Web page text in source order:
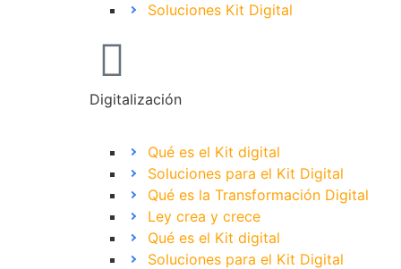
Soluciones Kit Digital
Digitalización
Qué es el Kit digital
Soluciones para el Kit Digital
Qué es la Transformación Digital
Ley crea y crece
Qué es el Kit digital
Soluciones para el Kit Digital